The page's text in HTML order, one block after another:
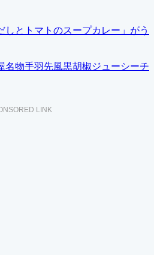
しとトマトのスープカレー」がう
名物手羽先風黒胡椒ジューシーチ
LINK